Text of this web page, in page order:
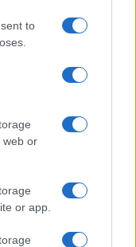
to
web or
or app.